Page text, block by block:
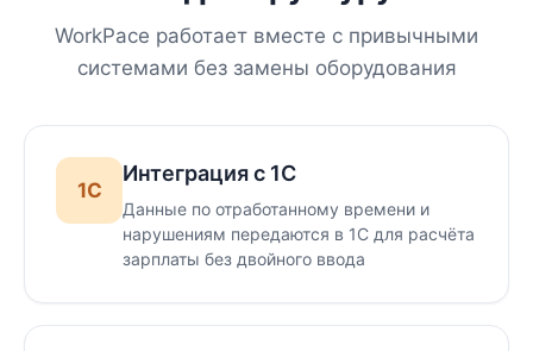
WorkPace работает вместе с привычными
системами без замены оборудования
1С
Интеграция с 1С
Данные по отработанному времени и
нарушениям передаются в 1С для расчёта
зарплаты без двойного ввода